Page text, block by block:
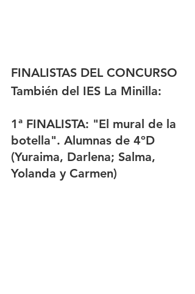
FINALISTAS DEL CONCURSO
También del IES La Minilla:
1ª FINALISTA: "El mural de la
botella". Alumnas de 4ºD
(Yuraima, Darlena; Salma,
Yolanda y Carmen)